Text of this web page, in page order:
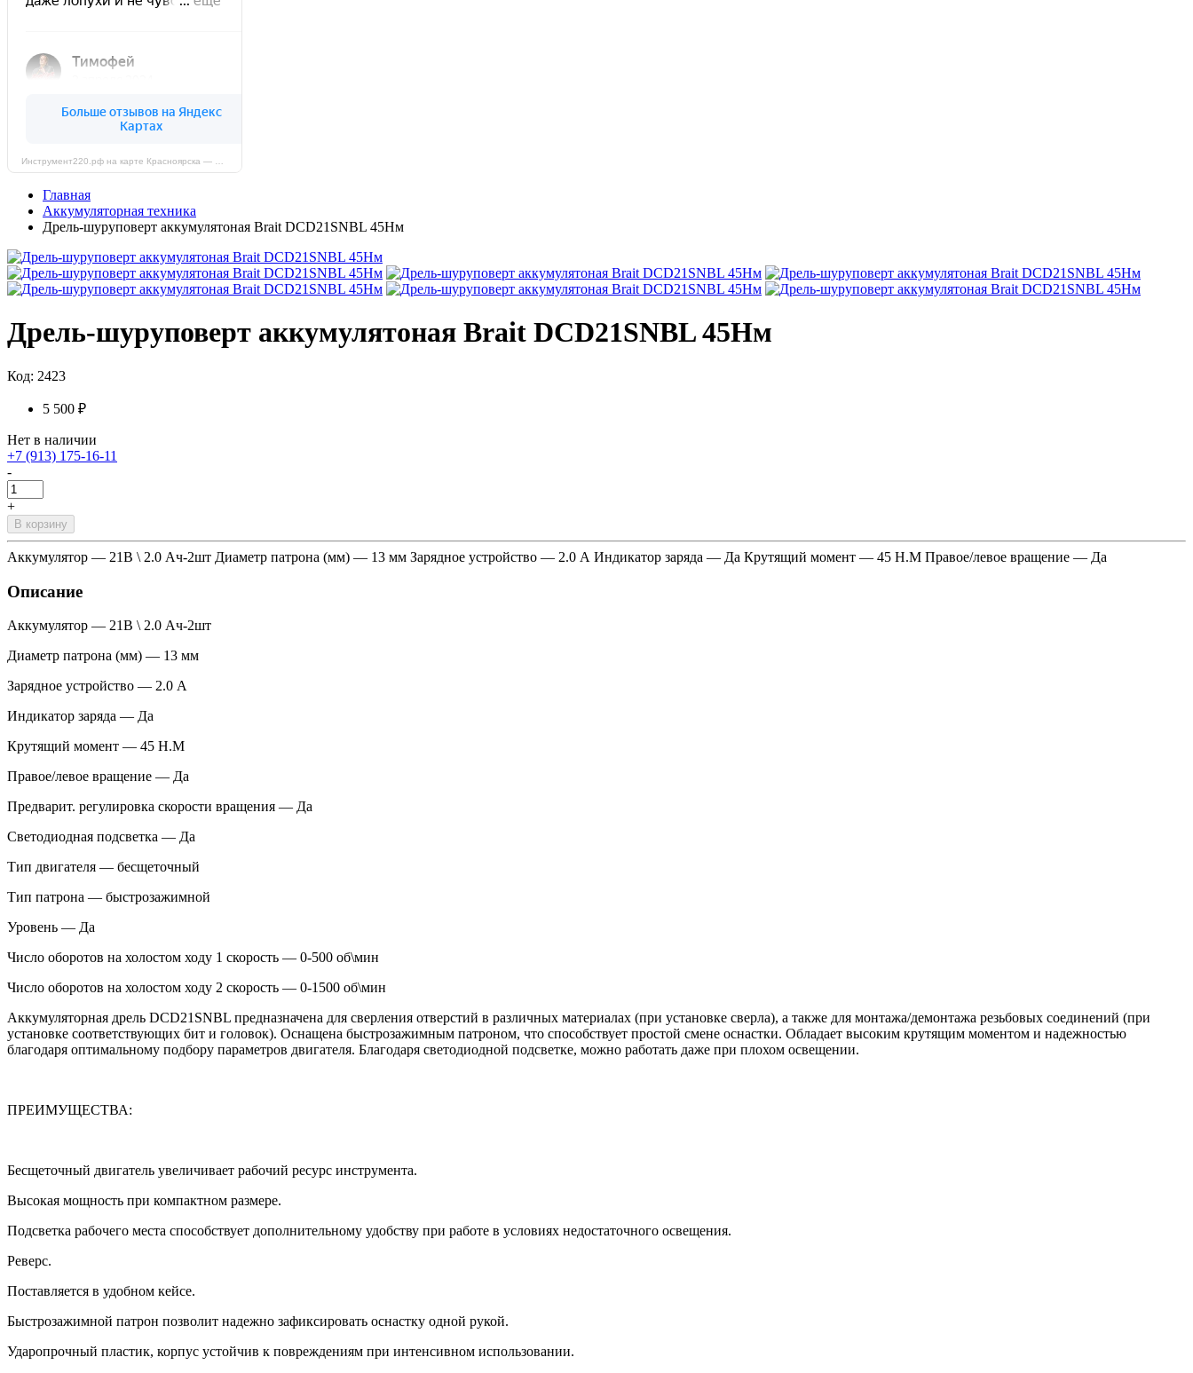
Главная
Аккумуляторная техника
Дрель-шуруповерт аккумулятоная Brait DCD21SNBL 45Нм
Дрель-шуруповерт аккумулятоная Brait DCD21SNBL 45Нм
Код: 2423
5 500 ₽
Нет в наличии
+7 (913) 175-16-11
-
+
В корзину
Аккумулятор — 21В \ 2.0 Ач-2шт Диаметр патрона (мм) — 13 мм Зарядное устройство — 2.0 А Индикатор заряда — Да Крутящий момент — 45 Н.М Правое/левое вращение — Да
Описание
Аккумулятор — 21В \ 2.0 Ач-2шт
Диаметр патрона (мм) — 13 мм
Зарядное устройство — 2.0 А
Индикатор заряда — Да
Крутящий момент — 45 Н.М
Правое/левое вращение — Да
Предварит. регулировка скорости вращения — Да
Светодиодная подсветка — Да
Тип двигателя — бесщеточный
Тип патрона — быстрозажимной
Уровень — Да
Число оборотов на холостом ходу 1 скорость — 0-500 об\мин
Число оборотов на холостом ходу 2 скорость — 0-1500 об\мин
Аккумуляторная дрель DCD21SNBL предназначена для сверления отверстий в различных материалах (при установке сверла), а также для монтажа/демонтажа резьбовых соединений (при
установке соответствующих бит и головок). Оснащена быстрозажимным патроном, что способствует простой смене оснастки. Обладает высоким крутящим моментом и надежностью
благодаря оптимальному подбору параметров двигателя. Благодаря светодиодной подсветке, можно работать даже при плохом освещении.
ПРЕИМУЩЕСТВА:
Бесщеточный двигатель увеличивает рабочий ресурс инструмента.
Высокая мощность при компактном размере.
Подсветка рабочего места способствует дополнительному удобству при работе в условиях недостаточного освещения.
Реверс.
Поставляется в удобном кейсе.
Быстрозажимной патрон позволит надежно зафиксировать оснастку одной рукой.
Ударопрочный пластик, корпус устойчив к повреждениям при интенсивном использовании.